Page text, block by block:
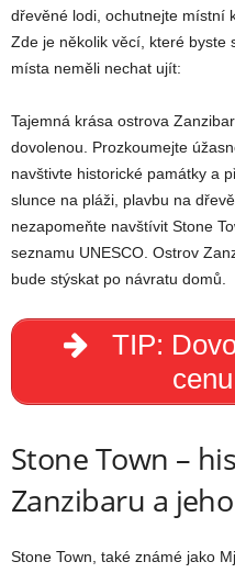
dřevěné lodi, ochutnejte místní
Zde je několik věcí, které byste
místa neměli nechat ujít:
Tajemná krása ostrova
dovolenou. Prozkoumejte
navštivte historické památky a
slunce na pláži, plavbu na
nezapomeňte navštívit Stone
seznamu UNESCO. Ostrov
bude stýskat po návratu domů.
TIP:
Stone Town –
Zanzibaru a
Stone Town, také známé jako